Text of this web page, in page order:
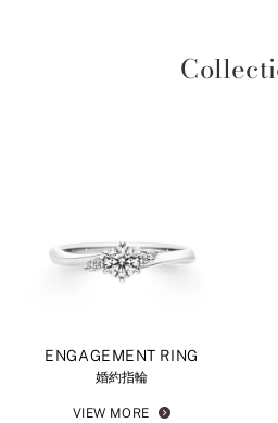
ENGAGEMENT RING
婚約指輪
VIEW MORE